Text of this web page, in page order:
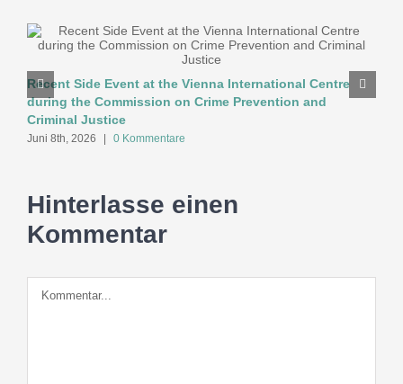
Recent Side Event at the Vienna International Centre
during the Commission on Crime Prevention and
Criminal Justice
Juni 8th, 2026 0 Kommentare
Hinterlasse einen
Kommentar
Kommentar